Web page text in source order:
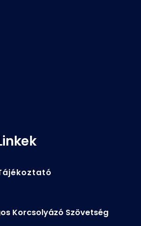
Korcsolyázó Szövetség